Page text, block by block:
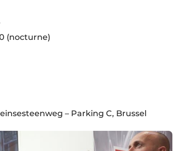
(nocturne)
– Parking C, Brussel